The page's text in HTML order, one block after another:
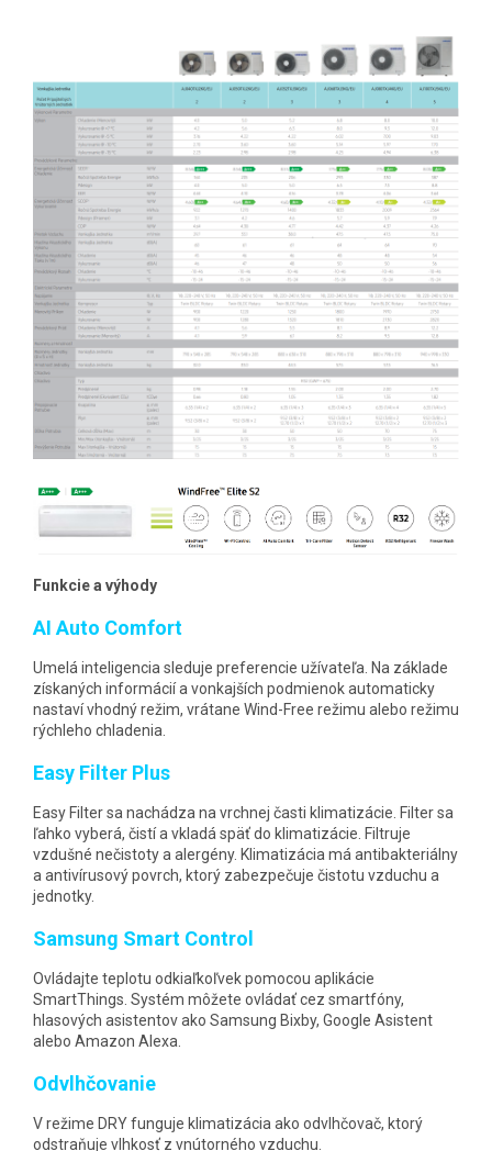
Funkcie a výhody
AI Auto Comfort
Umelá inteligencia sleduje preferencie užívateľa. Na základe
získaných informácií a vonkajších podmienok automaticky
nastaví vhodný režim, vrátane Wind-Free režimu alebo režimu
rýchleho chladenia.
Easy Filter Plus
Easy Filter sa nachádza na vrchnej časti klimatizácie. Filter sa
ľahko vyberá, čistí a vkladá späť do klimatizácie. Filtruje
vzdušné nečistoty a alergény. Klimatizácia má antibakteriálny
a antivírusový povrch, ktorý zabezpečuje čistotu vzduchu a
jednotky.
Samsung Smart Control
Ovládajte teplotu odkiaľkoľvek pomocou aplikácie
SmartThings. Systém môžete ovládať cez smartfóny,
hlasových asistentov ako Samsung Bixby, Google Asistent
alebo Amazon Alexa.
Odvlhčovanie
V režime DRY funguje klimatizácia ako odvlhčovač, ktorý
odstraňuje vlhkosť z vnútorného vzduchu.